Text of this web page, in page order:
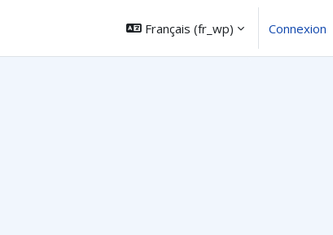
Français ‎(fr_wp)‎ Connexion